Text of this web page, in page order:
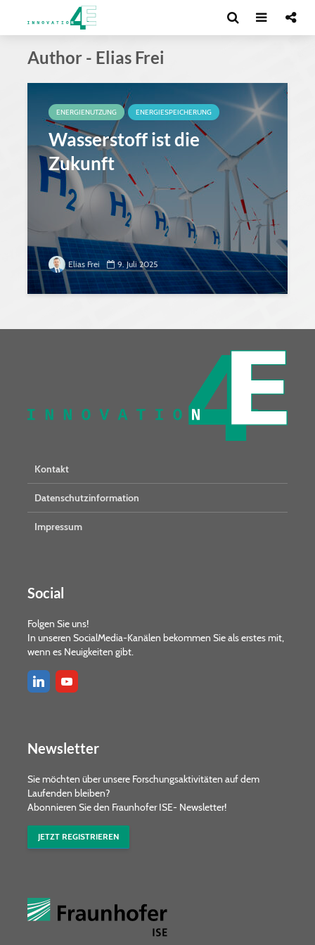
Author - Elias Frei
ENERGIENUTZUNG ENERGIESPEICHERUNG
Wasserstoff ist die
Zukunft
Elias Frei 9. Juli 2025
Kontakt
Datenschutzinformation
Impressum
Social
Folgen Sie uns!
In unseren SocialMedia-Kanälen bekommen Sie als erstes mit,
wenn es Neuigkeiten gibt.
Newsletter
Sie möchten über unsere Forschungs­aktivitäten auf dem
Laufenden bleiben?
Abonnieren Sie den Fraunhofer ISE- Newsletter!
JETZT REGISTRIEREN